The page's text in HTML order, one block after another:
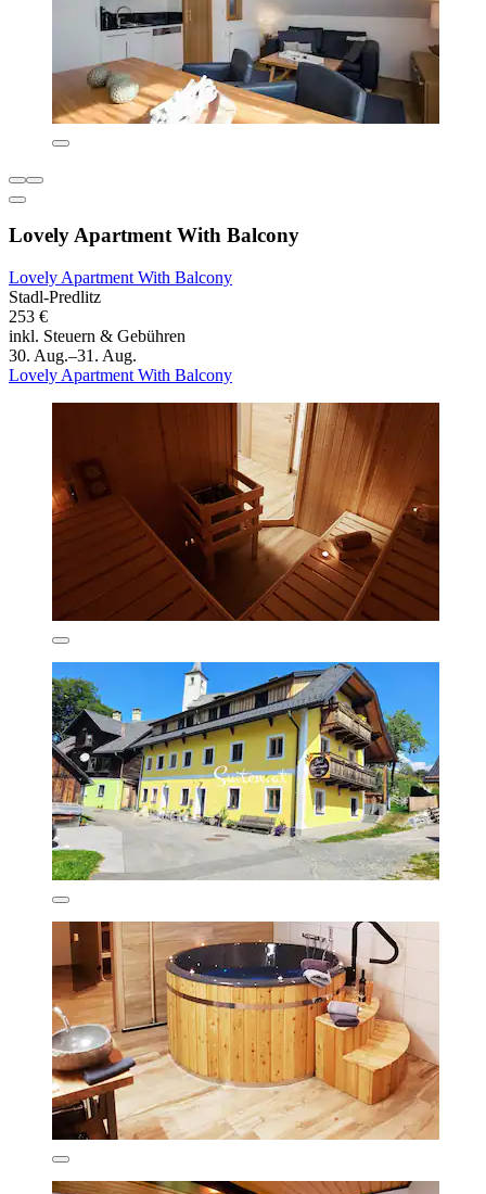
Lovely Apartment With Balcony
Lovely Apartment With Balcony
Stadl-Predlitz
253 €
inkl. Steuern & Gebühren
30. Aug.–31. Aug.
Lovely Apartment With Balcony